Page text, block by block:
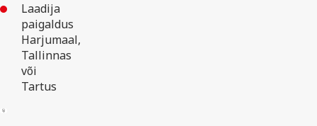
Laadija
paigaldus
Harjumaal,
Tallinnas
või
Tartus